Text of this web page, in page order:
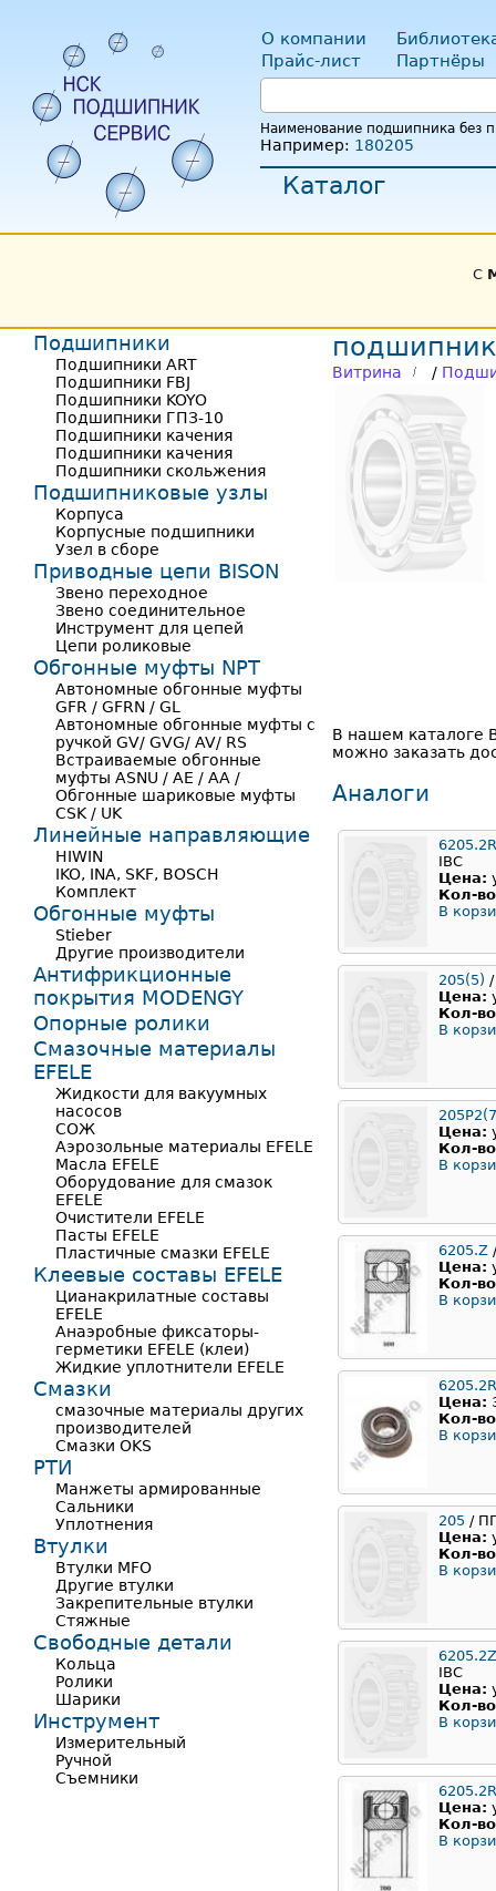
О компании
Прайс-лист
Партнёры
Наименование подшипника без
Например: 180205
Каталог
С
подшипник
Витрина /
В нашем каталоге
можно заказать
Аналоги
IBC
Цена:
Кол-
В
205(5)
Цена:
Кол-
В
Цена:
Кол-
В
6205.Z
Цена:
Кол-
В
Цена:
Кол-
В
205 /
Цена:
Кол-
В
IBC
Цена:
Кол-
В
Цена:
Кол-
В
Подшипники
Подшипники ART
Подшипники FBJ
Подшипники KOYO
Подшипники ГПЗ-10
Подшипники качения
Подшипники качения
Подшипники скольжения
Подшипниковые узлы
Корпуса
Корпусные подшипники
Узел в сборе
Приводные цепи BISON
Звено переходное
Звено соединительное
Инструмент для цепей
Цепи роликовые
Обгонные муфты NPT
Автономные обгонные муфты
GFR / GFRN / GL
Автономные обгонные муфты с
ручкой GV/ GVG/ AV/ RS
Встраиваемые обгонные
муфты ASNU / AE / AA /
Обгонные шариковые муфты
CSK / UK
Линейные направляющие
HIWIN
IKO, INA, SKF, BOSCH
Комплект
Обгонные муфты
Stieber
Другие производители
Антифрикционные
покрытия MODENGY
Опорные ролики
Смазочные материалы
EFELE
Жидкости для вакуумных
насосов
СОЖ
Аэрозольные материалы EFELE
Масла EFELE
Оборудование для смазок
EFELE
Очистители EFELE
Пасты EFELE
Пластичные смазки EFELE
Клеевые составы EFELE
Цианакрилатные составы
EFELE
Анаэробные фиксаторы-
герметики EFELE (клеи)
Жидкие уплотнители EFELE
Смазки
смазочные материалы других
производителей
Смазки OKS
РТИ
Манжеты армированные
Сальники
Уплотнения
Втулки
Втулки MFO
Другие втулки
Закрепительные втулки
Стяжные
Свободные детали
Кольца
Ролики
Шарики
Инструмент
Измерительный
Ручной
Съемники